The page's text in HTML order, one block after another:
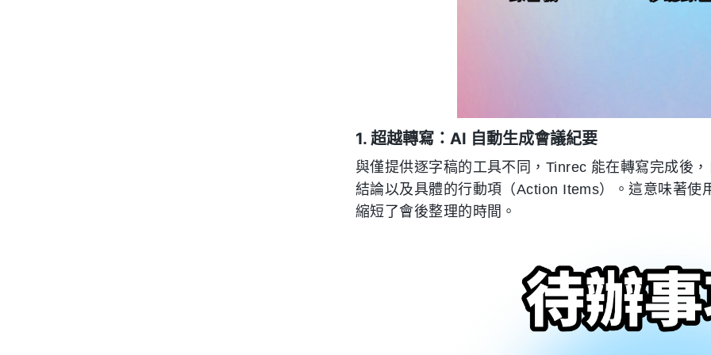
1. 超越轉寫：AI 自動生成會議紀要
與僅提供逐字稿的工具不同，Tinrec 能在轉寫完成後
結論以及具體的行動項（Action Items）。這意味著使
縮短了會後整理的時間。